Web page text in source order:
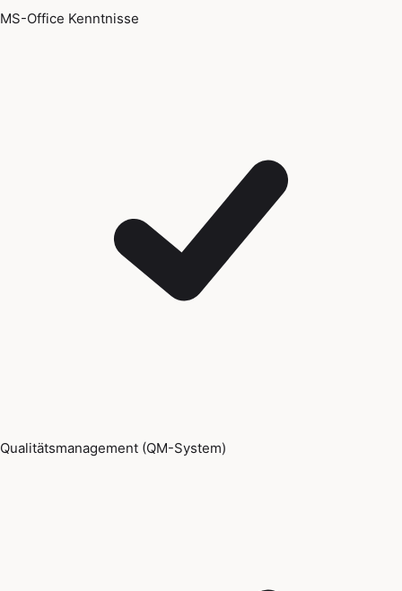
MS-Office Kenntnisse
Qualitätsmanagement (QM-System)